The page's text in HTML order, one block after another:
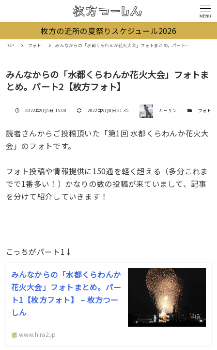
MENU
枚方の近所の夏祭りスケジュール2026
TOP フォト みんなからの「水都くらわんか花火大会」フォトまとめ。パート2【枚方フォト】
みんなからの「水都くらわんか花火大会」フォトま
とめ。パート2【枚方フォト】
投稿日
2022年9月5日 15:00 更新日
2022年9月8日 21:35 著者 ガーサン カテゴリー
フォト
読者さんからご投稿頂いた「第1回 水都くらわんか花火大
会」のフォトです。
フォト投稿や情報提供に150通を軽く超える（多分これま
でで1番多い！）かなりの数の投稿が来ていまして、記事
を分けて紹介していきます！
こっちがパート1↓
みんなからの「水都くらわんか
花火大会」フォトまとめ。パー
ト1【枚方フォト】 – 枚方つー
しん
www.hira2.jp